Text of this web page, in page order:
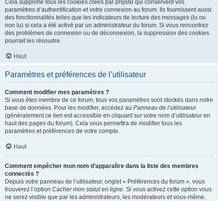
Cela supprime tous les cookies créés par phpBB qui conservent vos
paramètres d’authentification et votre connexion au forum. Ils fournissent aussi
des fonctionnalités telles que les indicateurs de lecture des messages (lu ou
non lu) si cela a été activé par un administrateur du forum. Si vous rencontrez
des problèmes de connexion ou de déconnexion, la suppression des cookies
pourrait les résoudre.
Haut
Paramètres et préférences de l’utilisateur
Comment modifier mes paramètres ?
Si vous êtes membre de ce forum, tous vos paramètres sont stockés dans notre
base de données. Pour les modifier, accédez au Panneau de l’utilisateur
(généralement ce lien est accessible en cliquant sur votre nom d’utilisateur en
haut des pages du forum). Cela vous permettra de modifier tous les
paramètres et préférences de votre compte.
Haut
Comment empêcher mon nom d’apparaître dans la liste des membres
connectés ?
Depuis votre panneau de l’utilisateur, onglet « Préférences du forum », vous
trouverez l’option Cacher mon statut en ligne. Si vous activez cette option vous
ne serez visible que par les administrateurs, les modérateurs et vous-même.